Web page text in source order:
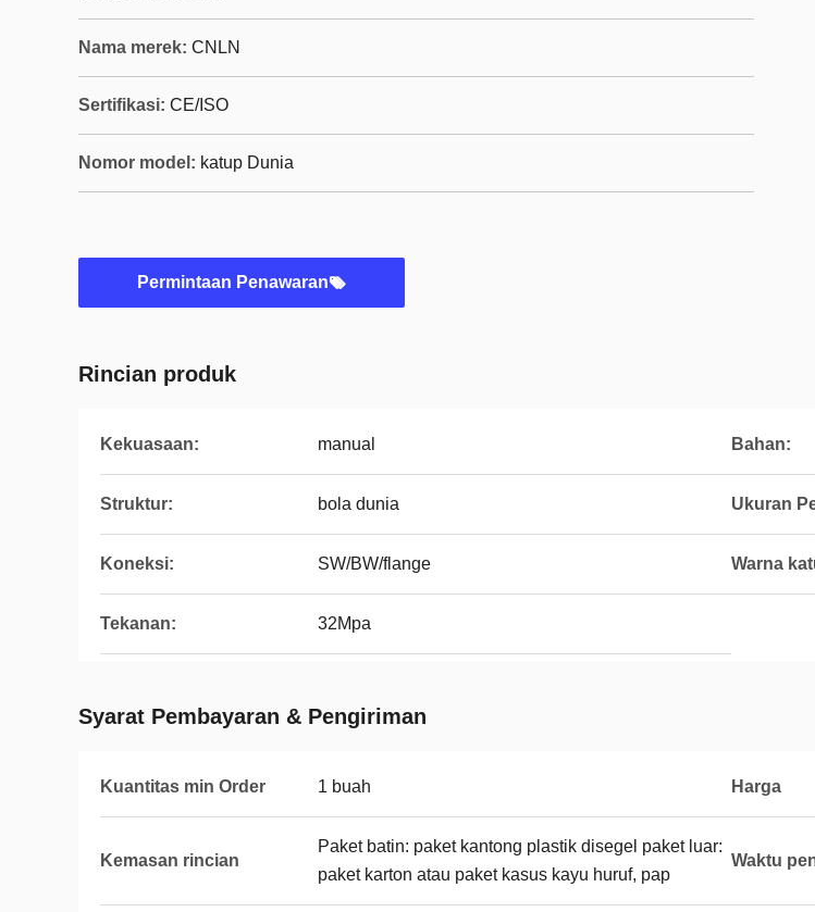
Nama merek: CNLN
Sertifikasi: CE/ISO
Nomor model: katup Dunia
Permintaan Penawaran
Rincian produk
Kekuasaan: manual Bahan:
Struktur: bola dunia Ukuran
Koneksi: SW/BW/flange Warna
Tekanan: 32Mpa
Syarat Pembayaran & Pengiriman
Kuantitas min Order 1 buah Harga
Kemasan rincian
Paket batin: paket kantong plastik disegel paket luar:
paket karton atau paket kasus kayu huruf, pap
Waktu